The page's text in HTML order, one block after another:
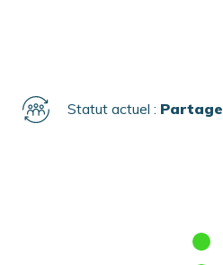
Statut actuel : Partage